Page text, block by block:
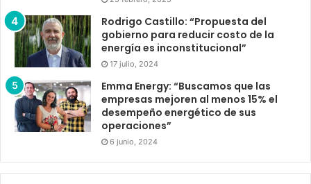
Rodrigo Castillo: “Propuesta del
gobierno para reducir costo de la
energía es inconstitucional”
17 julio, 2024
Emma Energy: “Buscamos que las
empresas mejoren al menos 15% el
desempeño energético de sus
operaciones”
6 junio, 2024